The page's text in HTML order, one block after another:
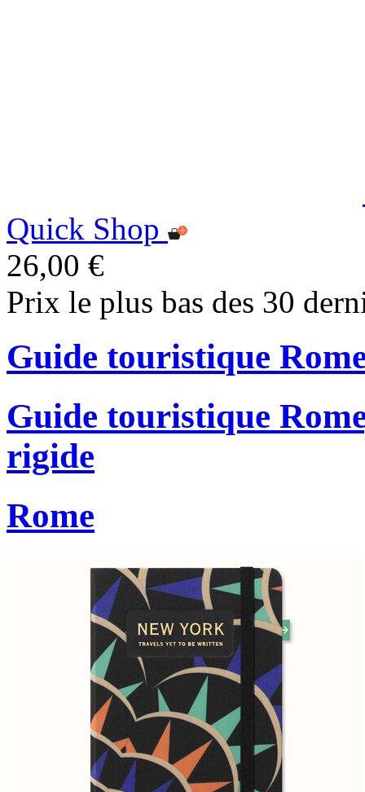
Quick Shop
26,00 €
Prix le plus bas des 30
Guide touristique
Guide touristique
rigide
Rome